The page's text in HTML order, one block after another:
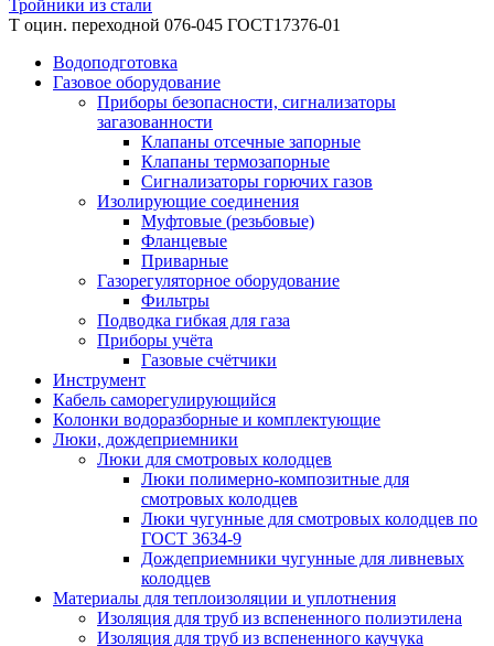
Тройники из стали
Т оцин. переходной 076-045 ГОСТ17376-01
Водоподготовка
Газовое оборудование
Приборы безопасности, сигнализаторы
загазованности
Клапаны отсечные запорные
Клапаны термозапорные
Сигнализаторы горючих газов
Изолирующие соединения
Муфтовые (резьбовые)
Фланцевые
Приварные
Газорегуляторное оборудование
Фильтры
Подводка гибкая для газа
Приборы учёта
Газовые счётчики
Инструмент
Кабель саморегулирующийся
Колонки водоразборные и комплектующие
Люки, дождеприемники
Люки для смотровых колодцев
Люки полимерно-композитные для
смотровых колодцев
Люки чугунные для смотровых колодцев по
ГОСТ 3634-9
Дождеприемники чугунные для ливневых
колодцев
Материалы для теплоизоляции и уплотнения
Изоляция для труб из вспененного полиэтилена
Изоляция для труб из вспененного каучука